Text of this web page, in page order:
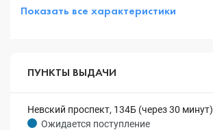
Показать все характеристики
ПУНКТЫ ВЫДАЧИ
Невский проспект, 134Б (через 30 минут)
Ожидается поступление